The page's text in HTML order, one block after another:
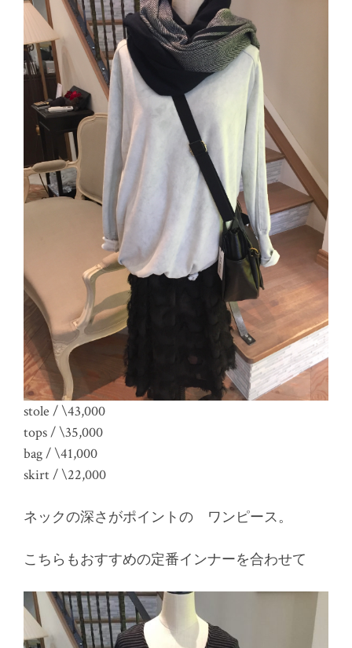
stole / \43,000
tops / \35,000
bag / \41,000
skirt / \22,000
ネックの深さがポイントの ワンピース。
こちらもおすすめの定番インナーを合わせて